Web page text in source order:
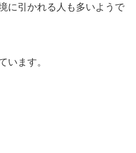
に引かれる人も多いようで
います。